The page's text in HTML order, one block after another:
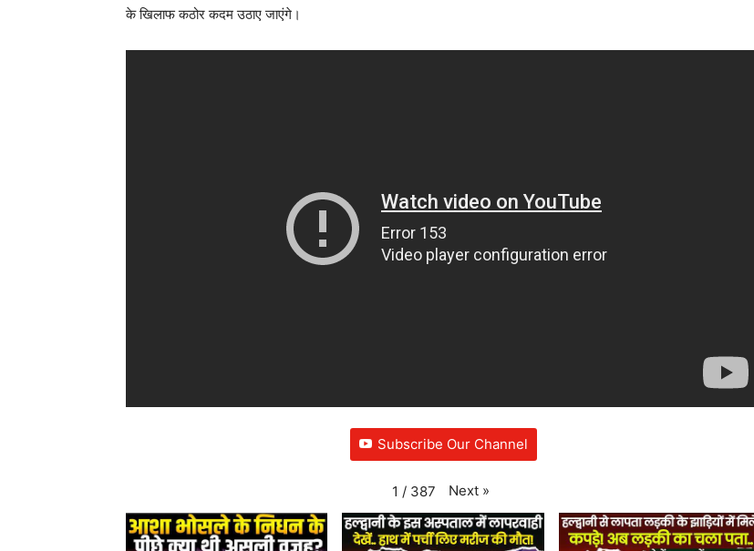
के खिलाफ कठोर कदम उठाए जाएंगे।
Subscribe Our Channel
1 / 387 Next »